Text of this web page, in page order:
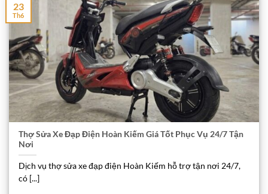
Thợ Sửa Xe Đạp Điện Hoàn Kiếm Giá Tốt Phục Vụ 24/7 Tận
Nơi
Dịch vụ thợ sửa xe đạp điện Hoàn Kiếm hỗ trợ tận nơi 24/7,
có [...]
23
Th6